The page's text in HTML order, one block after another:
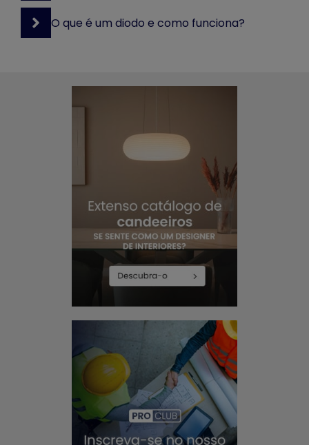
O que é um diodo e como funciona?